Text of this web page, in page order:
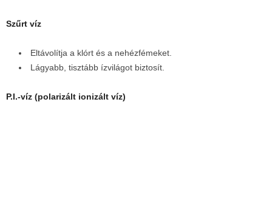
Szűrt víz
Eltávolítja a klórt és a nehézfémeket.
Lágyabb, tisztább ízvilágot biztosít.
P.I.-víz (polarizált ionizált víz)